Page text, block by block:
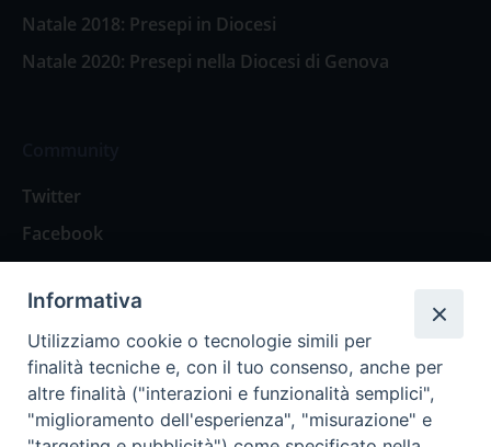
Natale 2018: Presepi in Diocesi
Natale 2020: Presepi nella Diocesi di Genova
Twitter
Facebook
Contattaci
Spazio Lettori
Eventi
Informativa
Utilizziamo cookie o tecnologie simili per
finalità tecniche e, con il tuo consenso, anche per
altre finalità ("interazioni e funzionalità semplici",
"miglioramento dell'esperienza", "misurazione" e